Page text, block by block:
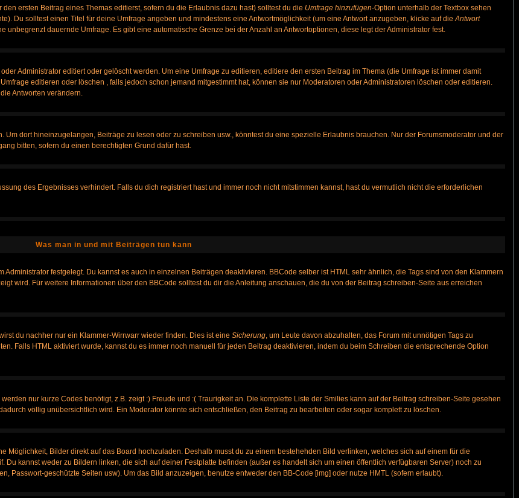
ersten Beitrag eines Themas editierst, sofern du die Erlaubnis dazu hast) solltest du die Umfrage hinzufügen-Option unterhalb der Textbox sehen
Du solltest einen Titel für deine Umfrage angeben und mindestens eine Antwortmöglichkeit (um eine Antwort anzugeben, klicke auf dieAntwort
unbegrenzt dauernde Umfrage. Es gibt eine automatische Grenze bei der Anzahl an Antwortoptionen, diese legt der Administrator fest.
Administrator editiert oder gelöscht werden. Um eine Umfrage zu editieren, editiere den ersten Beitrag im Thema (die Umfrage ist immer damit
editieren oder löschen , falls jedoch schon jemand mitgestimmt hat, können sie nur Moderatoren oder Administratoren löschen oder editieren.
Antworten verändern.
dort hineinzugelangen, Beiträge zu lesen oder zu schreiben usw., könntest du eine spezielle Erlaubnis brauchen. Nur der Forumsmoderator und der
bitten, sofern du einen berechtigten Grund dafür hast.
des Ergebnisses verhindert. Falls du dich registriert hast und immer noch nicht mitstimmen kannst, hast du vermutlich nicht die erforderlichen
Was man in und mit Beiträgen tun kann
festgelegt. Du kannst es auch in einzelnen Beiträgen deaktivieren. BBCode selber ist HTML sehr ähnlich, die Tags sind von den Klammern
wird. Für weitere Informationen über den BBCode solltest du dir die Anleitung anschauen, die du von der Beitrag schreiben-Seite aus erreichen
du nachher nur ein Klammer-Wirrwarr wieder finden. Dies ist eine Sicherung, um Leute davon abzuhalten, das Forum mit unnötigen Tags zu
Falls HTML aktiviert wurde, kannst du es immer noch manuell für jeden Beitrag deaktivieren, indem du beim Schreiben die entsprechende Option
nur kurze Codes benötigt, z.B. zeigt :) Freude und :( Traurigkeit an. Die komplette Liste der Smilies kann auf der Beitrag schreiben-Seite gesehen
völlig unübersichtlich wird. Ein Moderator könnte sich entschließen, den Beitrag zu bearbeiten oder sogar komplett zu löschen.
Möglichkeit, Bilder direkt auf das Board hochzuladen. Deshalb musst du zu einem bestehehden Bild verlinken, welches sich auf einem für die
kannst weder zu Bildern linken, die sich auf deiner Festplatte befinden (außer es handelt sich um einen öffentlich verfügbaren Server) noch zu
Passwort-geschützte Seiten usw). Um das Bild anzuzeigen, benutze entweder den BB-Code [img] oder nutze HMTL (sofern erlaubt).